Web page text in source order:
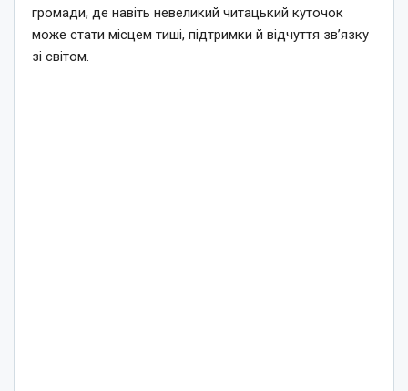
громади, де навіть невеликий читацький куточок
може стати місцем тиші, підтримки й відчуття зв’язку
зі світом.